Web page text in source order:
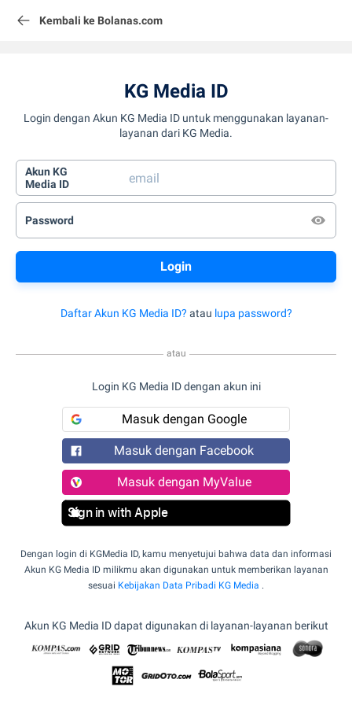
Kembali ke Bolanas.com
KG Media ID
Login dengan Akun KG Media ID untuk menggunakan layanan-
layanan dari KG Media.
Akun KG
Media ID
Password
Daftar Akun KG Media ID? atau lupa password?
atau
Login KG Media ID dengan akun ini
Masuk dengan Google
Masuk dengan Facebook
Masuk dengan MyValue
Sign in with Apple
Dengan login di KGMedia ID, kamu menyetujui bahwa data dan informasi
Akun KG Media ID milikmu akan digunakan untuk memberikan layanan
sesuai Kebijakan Data Pribadi KG Media .
Akun KG Media ID dapat digunakan di layanan-layanan berikut